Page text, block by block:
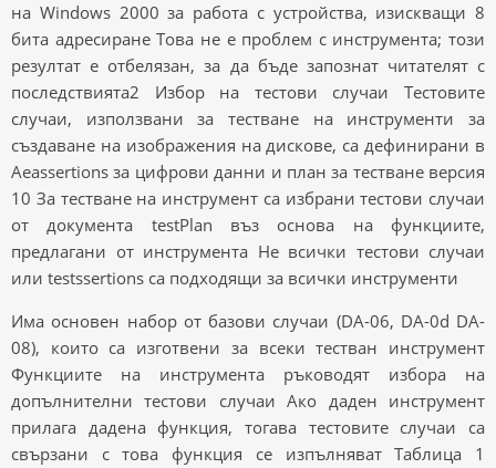
на Windows 2000 за работа с устройства, изискващи 8
бита адресиране Това не е проблем с инструмента; този
резултат е отбелязан, за да бъде запознат читателят с
последствията2 Избор на тестови случаи Тестовите
случаи, използвани за тестване на инструменти за
създаване на изображения на дискове, са дефинирани в
Aeassertions за цифрови данни и план за тестване версия
10 За тестване на инструмент са избрани тестови случаи
от документа testPlan въз основа на функциите,
предлагани от инструмента Не всички тестови случаи
или testssertions са подходящи за всички инструменти
Има основен набор от базови случаи (DA-06, DA-0d DA-
08), които са изготвени за всеки тестван инструмент
Функциите на инструмента ръководят избора на
допълнителни тестови случаи Ако даден инструмент
прилага дадена функция, тогава тестовите случаи са
свързани с това функция се изпълняват Таблица 1